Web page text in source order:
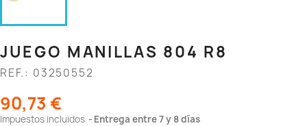
JUEGO MANILLAS 804 R8
REF.: 03250552
90,73 €
Impuestos incluidos Entrega entre 7 y 8 días